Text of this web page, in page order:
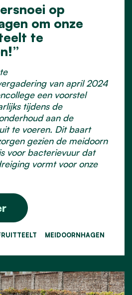
op
om onze
te
van april 2024
een voorstel
tijdens de
aan de
te voeren. Dit baart
gezien de meidoorn
voor bacterievuur dat
vormt voor onze
MEIDOORNHAGEN